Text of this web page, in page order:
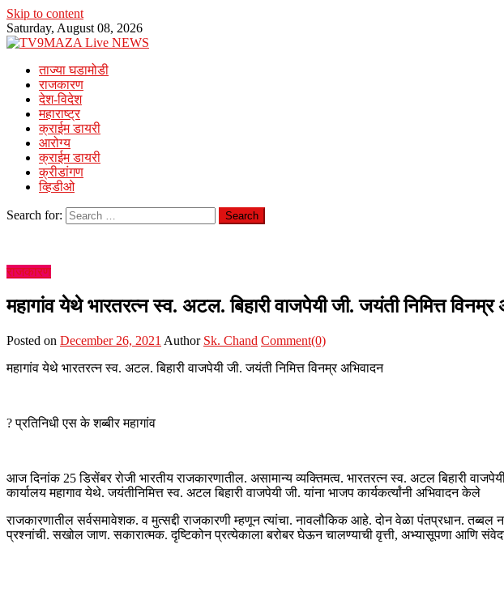
Skip to content
Saturday, August 08, 2026
ताज्या घडामोडी
राजकारण
देश-विदेश
महाराष्ट्र
क्राईम डायरी
आरोग्य
क्राईम डायरी
क्रीडांगण
व्हिडीओ
Search for:
राजकारण
महागांव येथे भारतरत्न स्व. अटल. बिहारी वाजपेयी जी. जयंती निमित्त विनम्र
Posted on December 26, 2021 Author Sk. Chand Comment(0)
महागांव येथे भारतरत्न स्व. अटल. बिहारी वाजपेयी जी. जयंती निमित्त विनम्र अभिवादन
? प्रतिनिधी एस के शब्बीर महागांव
आज दिनांक 25 डिसेंबर रोजी भारतीय राजकारणातील. असामान्य व्यक्तिमत्व. भारतरत्न स्व. अटल बिहारी
कार्यालय महागाव येथे. जयंतीनिमित्त स्व. अटल बिहारी वाजपेयी जी. यांना भाजप कार्यकर्त्यांनी अभिवादन केले
राजकारणातील सर्वसमावेशक. व मुत्सद्दी राजकारणी म्हणून त्यांचा. नावलौकिक आहे. दोन वेळा पंतप्रधान.
प्रश्नांची. सखोल जाण. सकारात्मक. दृष्टिकोन प्रत्येकाला बरोबर घेऊन चालण्याची वृत्ती, अभ्यासूपणा आणि